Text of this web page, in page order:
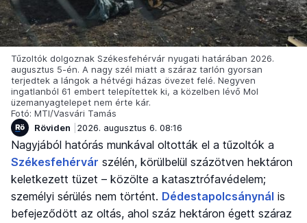
Tűzoltók dolgoznak Székesfehérvár nyugati határában 2026.
augusztus 5-én. A nagy szél miatt a száraz tarlón gyorsan
terjedtek a lángok a hétvégi házas övezet felé. Negyven
ingatlanból 61 embert telepítettek ki, a közelben lévő Mol
üzemanyagtelepet nem érte kár.
Fotó: MTI/Vasvári Tamás
Röviden
2026. augusztus 6. 08:16
Nagyjából hatórás munkával oltották el a tűzoltók a
Székesfehérvár szélén, körülbelül százötven hektáron
keletkezett tüzet – közölte a katasztrófavédelem;
személyi sérülés nem történt. Dédestapolcsánynál is
befejeződött az oltás, ahol száz hektáron égett száraz